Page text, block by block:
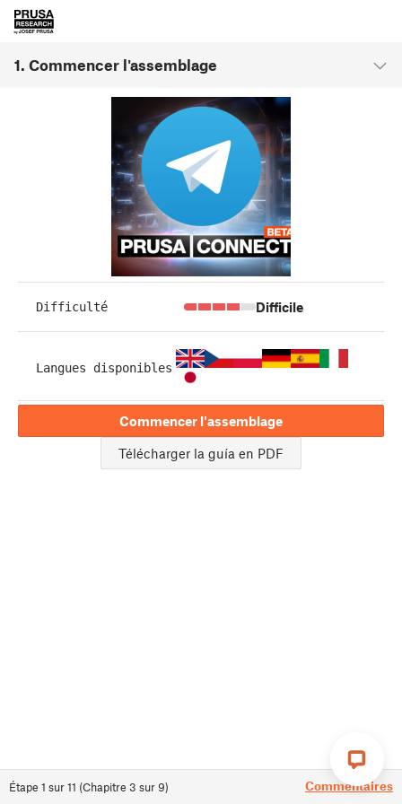
1. Commencer l'assemblage
Étape 1 sur11 (Chapitre 3 sur9) Commentaires
Difficulté Difficile
Langues disponibles
Commencer l'assemblage
Télécharger la guía en PDF